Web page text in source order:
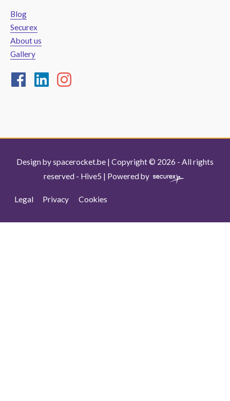
Blog
Securex
About us
Gallery
Design byspacerocket.be | Copyright © 2026 - All rights
reserved - Hive5 | Powered by
Legal Privacy Cookies